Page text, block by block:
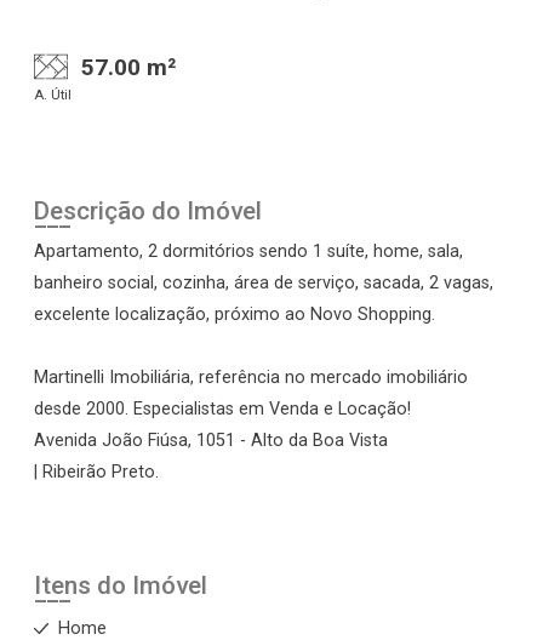
57.00 m²
A. Útil
Descrição do Imóvel
Apartamento, 2 dormitórios sendo 1 suíte, home, sala,
banheiro social, cozinha, área de serviço, sacada, 2 vagas,
excelente localização, próximo ao Novo Shopping.
Martinelli Imobiliária, referência no mercado imobiliário
desde 2000. Especialistas em Venda e Locação!
Avenida João Fiúsa, 1051 - Alto da Boa Vista
| Ribeirão Preto.
Itens do Imóvel
Home